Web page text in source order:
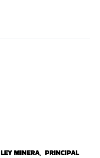
LEY MINERA, PRINCIPAL